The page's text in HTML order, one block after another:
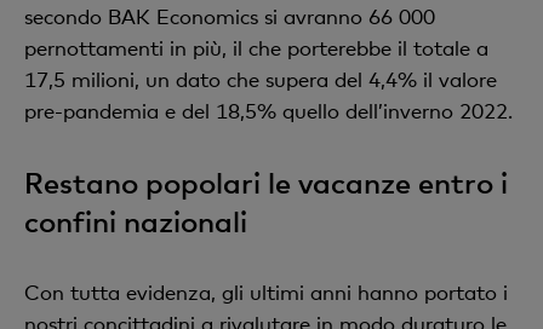
secondo BAK Economics si avranno 66 000
pernottamenti in più, il che porterebbe il totale a
17,5 milioni, un dato che supera del 4,4% il valore
pre-pandemia e del 18,5% quello dell’inverno 2022.
Restano popolari le vacanze entro i
confini nazionali
Con tutta evidenza, gli ultimi anni hanno portato i
nostri concittadini a rivalutare in modo duraturo le